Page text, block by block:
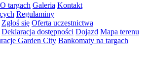
O targach Galeria Kontakt
Regulaminy
Zgłoś się Oferta uczestnictwa
Deklaracja dostępności Dojazd Mapa terenu
Garden City Bankomaty na targach